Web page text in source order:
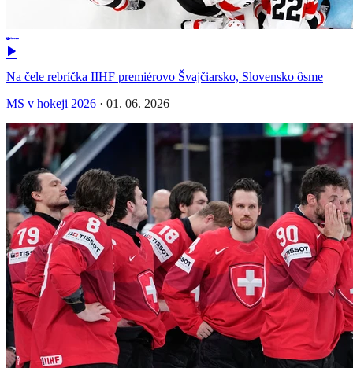
Na čele rebríčka IIHF premiérovo Švajčiarsko, Slovensko ôsme
MS v hokeji 2026 · 01. 06. 2026